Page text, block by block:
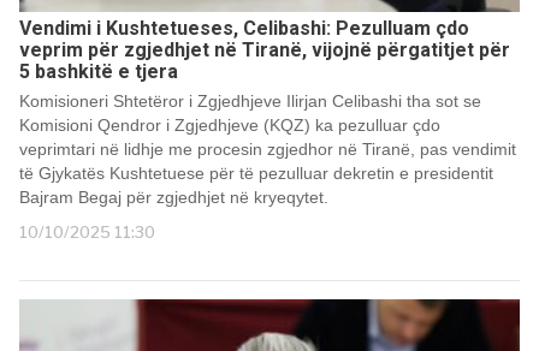
Vendimi i Kushtetueses, Celibashi: Pezulluam çdo
veprim për zgjedhjet në Tiranë, vijojnë përgatitjet për
5 bashkitë e tjera
Komisioneri Shtetëror i Zgjedhjeve Ilirjan Celibashi tha sot se
Komisioni Qendror i Zgjedhjeve (KQZ) ka pezulluar çdo
veprimtari në lidhje me procesin zgjedhor në Tiranë, pas vendimit
të Gjykatës Kushtetuese për të pezulluar dekretin e presidentit
Bajram Begaj për zgjedhjet në kryeqytet.
10/10/2025 11:30